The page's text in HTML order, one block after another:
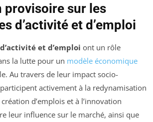
provisoire sur les
d’activité et d’emploi
et d’emploi ont un rôle
la lutte pour un modèle économique
Au travers de leur impact socio-
activement à la redynamisation
d’emplois et à l’innovation
leur influence sur le marché, ainsi que